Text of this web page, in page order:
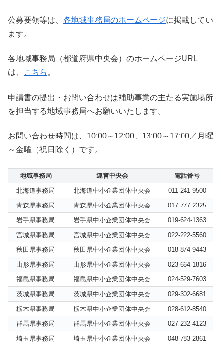
公募要領等は、 各地域事務局のホームページに掲載してい
ます。
各地域事務局（都道府県中央会）のホームページURL
は、
こちら。
申請書の提出・お問い合わせは補助事業の主たる実施場所
を担当する地域事務局へお願いいたします。
お問い合わせ時間は、10:00～12:00、13:00～17:00／月曜
～金曜（祝日除く）です。
地域事務局 運営中央会
電話番号
北海道事務局
北海道中小企業団体中央会
011-241-9500
青森県事務局
青森県中小企業団体中央会
017-777-2325
岩手県事務局
岩手県中小企業団体中央会
019-624-1363
宮城県事務局
宮城県中小企業団体中央会
022-222-5560
秋田県事務局
秋田県中小企業団体中央会
018-874-9443
山形県事務局
山形県中小企業団体中央会
023-664-1816
福島県事務局
福島県中小企業団体中央会
024-529-7603
茨城県事務局
茨城県中小企業団体中央会
029-302-6681
栃木県事務局
栃木県中小企業団体中央会
028-612-8540
群馬県事務局
群馬県中小企業団体中央会
027-232-4123
埼玉県事務局
埼玉県中小企業団体中央会
048-783-2861